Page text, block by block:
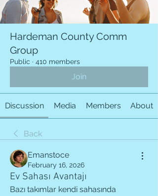
Hardeman County Comm
Group
Public · 410 members
Join
Discussion Media Members About
Back
Emanstoce
February 16, 2026
Ev Sahası Avantajı
Bazı takımlar kendi sahasında